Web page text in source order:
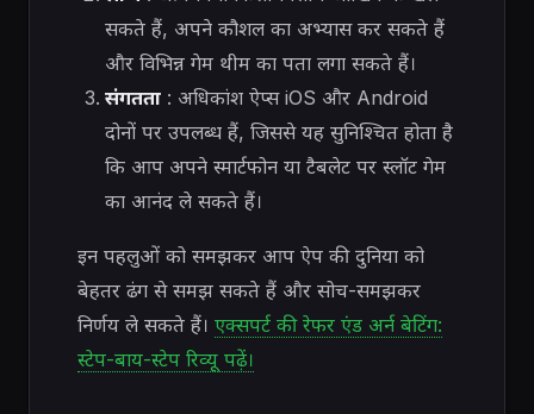
सकते हैं, अपने कौशल का अभ्यास कर सकते हैं
और विभिन्न गेम थीम का पता लगा सकते हैं।
संगतता: अधिकांश ऐप्स iOS और Android
दोनों पर उपलब्ध हैं, जिससे यह सुनिश्चित होता है
कि आप अपने स्मार्टफोन या टैबलेट पर स्लॉट गेम
का आनंद ले सकते हैं।
इन पहलुओं को समझकर आप ऐप की दुनिया को
बेहतर ढंग से समझ सकते हैं और सोच-समझकर
निर्णय ले सकते हैं। एक्सपर्ट की रेफर एंड अर्न बेटिंग:
स्टेप-बाय-स्टेप रिव्यू पढ़ें।